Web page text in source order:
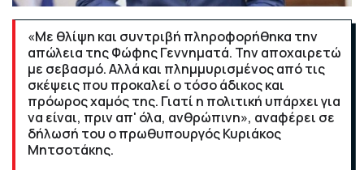
«Με θλίψη και συντριβή πληροφορήθηκα την
απώλεια της Φώφης Γεννηματά. Την αποχαιρετώ
με σεβασμό. Αλλά και πλημμυρισμένος από τις
σκέψεις που προκαλεί ο τόσο άδικος και
πρόωρος χαμός της. Γιατί η πολιτική υπάρχει για
να είναι, πριν απ' όλα, ανθρώπινη», αναφέρει σε
δήλωσή του ο πρωθυπουργός Κυριάκος
Μητσοτάκης.